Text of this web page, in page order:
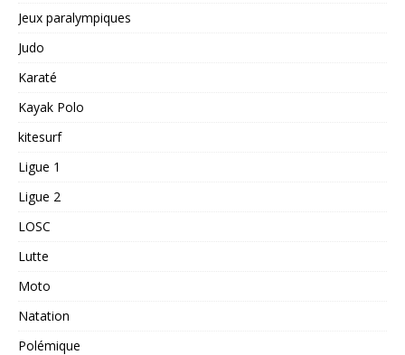
Jeux paralympiques
Judo
Karaté
Kayak Polo
kitesurf
Ligue 1
Ligue 2
LOSC
Lutte
Moto
Natation
Polémique